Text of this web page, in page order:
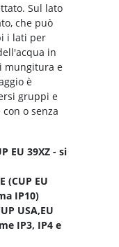
Sul lato
che può
i lati per
in
mungitura e
è
gruppi e
o senza
EU 39XZ - si
(CUP EU
IP10)
USA,EU
IP3, IP4 e